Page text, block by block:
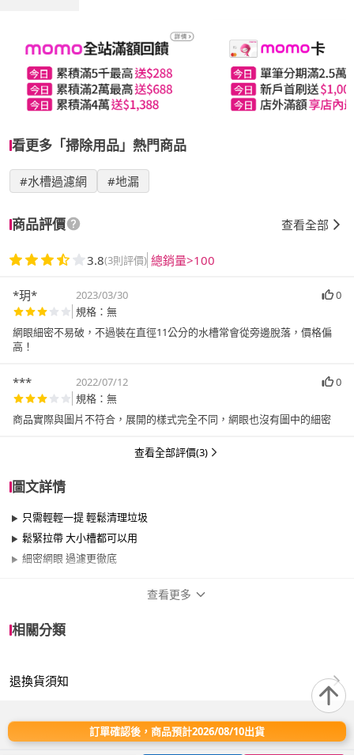
看更多「掃除用品」熱門商品
#水槽過濾網 #地漏
商品評價 查看全部
3.8(3則評價) 總銷量>100
*玥* 2023/03/30
0
規格：無
網眼細密不易破，不過裝在直徑11公分的水槽常會從旁邊脫落，價格偏
高！
*** 2022/07/12
0
規格：無
商品實際與圖片不符合，展開的樣式完全不同，網眼也沒有圖中的細密
查看全部評價(3)
圖文詳情
只需輕輕一提 輕鬆清理垃圾
鬆緊拉帶 大小槽都可以用
細密網眼 過濾更徹底
查看更多
相關分類
退換貨須知
訂單確認後，商品預計2026/08/10出貨